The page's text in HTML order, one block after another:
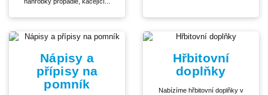
Nápisy a
přípisy na
pomník
Hřbitovní
doplňky
Nabízíme hřbitovní doplňky v